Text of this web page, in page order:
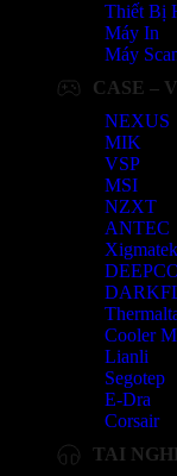
Thiết Bị
Máy In
Máy
CASE –
NEXUS
MIK
VSP
MSI
NZXT
ANTEC
Xigmatek
Cooler
Lianli
Segotep
E-Dra
Corsair
TAI